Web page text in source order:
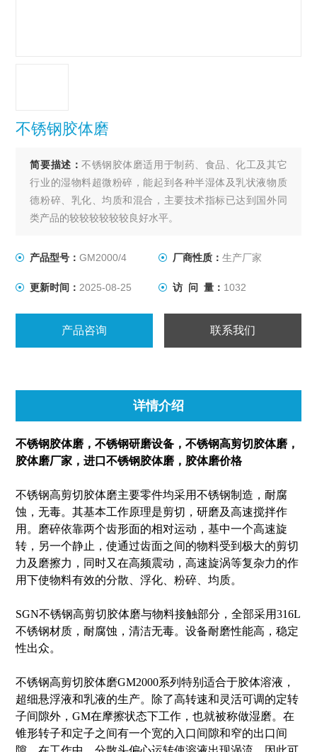
不锈钢胶体磨
简要描述：不锈钢胶体磨适用于制药、食品、化工及其它
行业的湿物料超微粉碎，能起到各种半湿体及乳状液物质
德粉碎、乳化、均质和混合，主要技术指标已达到国外同
类产品的较较较较较较良好水平。
产品型号：GM2000/4 厂商性质： 生产厂家
更新时间： 2025-08-25 访 问 量： 1032
产品咨询 联系我们
详情介绍
不锈钢胶体磨，不锈钢研磨设备，不锈钢高剪切胶体磨，
胶体磨厂家，进口不锈钢胶体磨，胶体磨价格
不锈钢高剪切胶体磨主要零件均采用不锈钢制造，耐腐
蚀，无毒。其基本工作原理是剪切，研磨及高速搅拌作
用。磨碎依靠两个齿形面的相对运动，基中一个高速旋
转，另一个静止，使通过齿面之间的物料受到极大的剪切
力及磨擦力，同时又在高频震动，高速旋涡等复杂力的作
用下使物料有效的分散、浮化、粉碎、均质。
SGN不锈钢高剪切胶体磨与物料接触部分，全部采用316L
不锈钢材质，耐腐蚀，清洁无毒。设备耐磨性能高，稳定
性出众。
不锈钢高剪切胶体磨GM2000系列特别适合于胶体溶液，
超细悬浮液和乳液的生产。除了高转速和灵活可调的定转
子间隙外，GM在摩擦状态下工作，也就被称做湿磨。在
锥形转子和定子之间有一个宽的入口间隙和窄的出口间